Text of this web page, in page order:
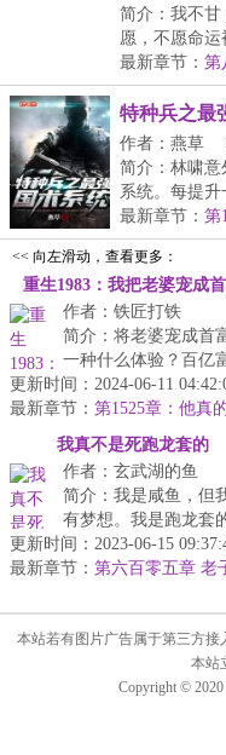
简介：我不甘
愿，不愿命
心...
最新章节： 第
特种兵之最
作者：燕草
简介：林啸
系统。每提
得...
最新章节： 第
<< 向左滑动，查看更多：
重生1983：我把老婆宠成
作者：铁匠打铁
简介：将老婆宠成首
一种什么体验？百亿
江晓白重生年，回到
买血感染绝症当天。
年，他是过街...
更新时间：2024-06-11
最新章节： 第1525章：他真
宠很宠自己！
我真不是死跑龙套的
作者：玄武湖的鱼
简介：我是咸鱼，但
有梦想。我是跑龙套
但我有一颗成为明星
所以！请不要叫我死
更新时间：2023-06-15
最新章节： 第六百零五章 老
本站若有图片广告属于第三方
本站
Copyright ©